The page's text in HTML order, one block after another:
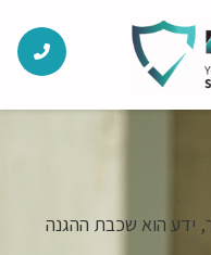
ידע הוא שכבת ההגנה